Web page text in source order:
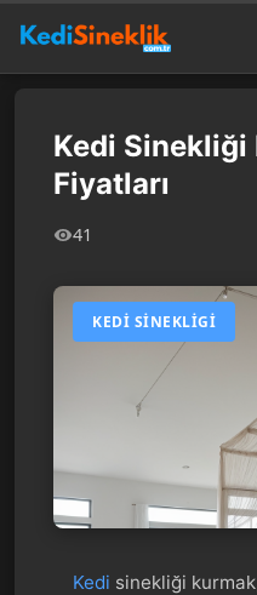
Kedi Sinekliği
Fiyatları
41
KEDI SINEKLIGI
Kedi sinekliği